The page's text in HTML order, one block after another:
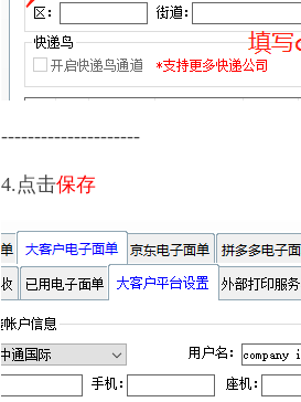
---------------------
4.点击保存